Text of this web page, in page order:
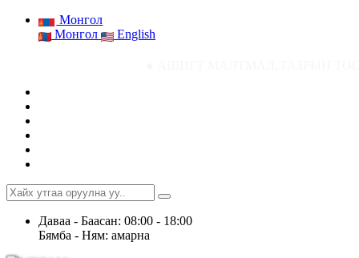
Монгол
Монгол
English
Даваа - Баасан: 08:00 - 18:00
Бямба - Ням: амарна